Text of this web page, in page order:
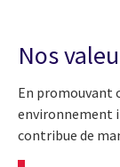
Nos
En promouvant
environnement
contribue de